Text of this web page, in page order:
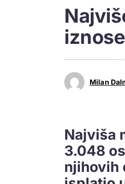
Milan
Najviša
3.048
njihovih